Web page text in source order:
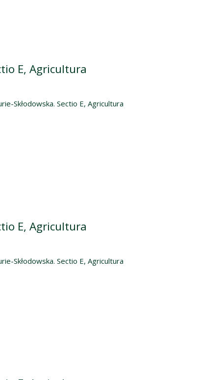
E, Agricultura
Skłodowska. Sectio E, Agricultura
E, Agricultura
Skłodowska. Sectio E, Agricultura